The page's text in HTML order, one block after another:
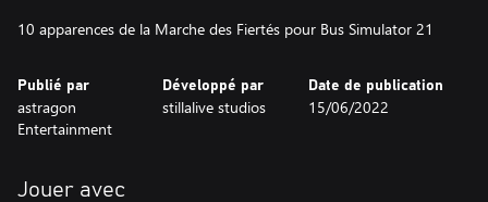
10 apparences de la Marche des Fiertés pour Bus Simulator 21
Publié par
astragon
Entertainment
Développé par
stillalive studios
Date de publication
15/06/2022
Jouer avec